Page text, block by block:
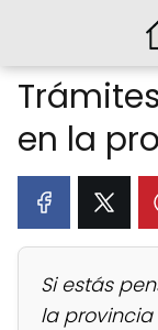
en la
Si estás
la provincia